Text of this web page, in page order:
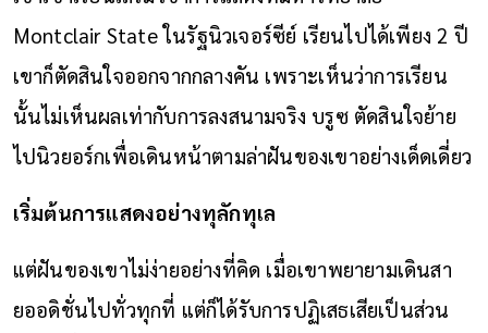
Montclair State ในรัฐนิวเจอร์ซีย์ เรียนไปได้เพียง 2 ปี
เขาก็ตัดสินใจออกจากกลางคัน เพราะเห็นว่าการเรียน
นั้นไม่เห็นผลเท่ากับการลงสนามจริง บรูซ ตัดสินใจย้าย
ไปนิวยอร์กเพื่อเดินหน้าตามล่าฝันของเขาอย่างเด็ดเดี่ยว
เริ่มต้นการแสดงอย่างทุลักทุเล
แต่ฝันของเขาไม่ง่ายอย่างที่คิด เมื่อเขาพยายามเดินสา
ยออดิชั่นไปทั่วทุกที่ แต่ก็ได้รับการปฏิเสธเสียเป็นส่วน